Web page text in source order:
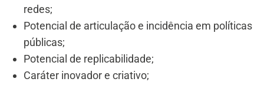
redes;
Potencial de articulação e incidência em políticas
públicas;
Potencial de replicabilidade;
Caráter inovador e criativo;